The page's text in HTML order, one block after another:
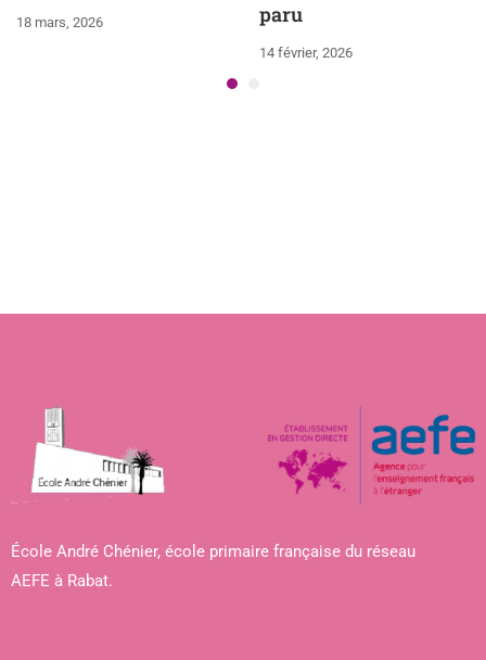
18 mars, 2026
paru
14 février, 2026
École André Chénier, école primaire française du réseau
AEFE à Rabat.